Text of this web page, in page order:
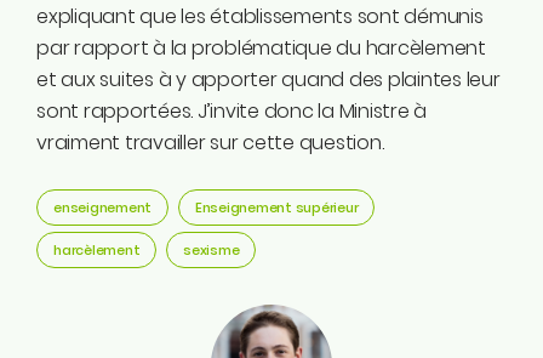
expliquant que les établissements sont démunis
par rapport à la problématique du harcèlement
et aux suites à y apporter quand des plaintes leur
sont rapportées. J’invite donc la Ministre à
vraiment travailler sur cette question.
enseignement Enseignement supérieur
harcèlement sexisme